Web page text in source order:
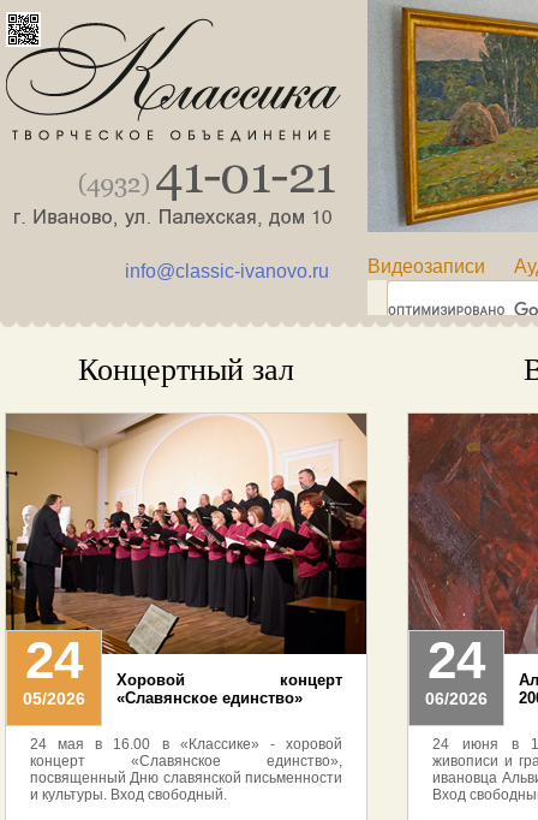
info@classic-ivanovo.ru Видеозаписи
Концертный зал
Хоровой концерт
«Славянское единство»
24 мая в 16.00 в «Классике» - хоровой
концерт «Славянское единство»,
посвященный Дню славянской письменности
и культуры. Вход свободный.
24
05/2026
24 июня в
живописи и
ивановца
Вход
24
06/2026